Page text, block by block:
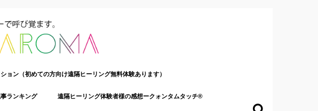
ョン（初めての方向け遠隔ヒーリング無料体験あります）
ランキング 遠隔ヒーリング体験者様の感想ークォンタムタッチ®